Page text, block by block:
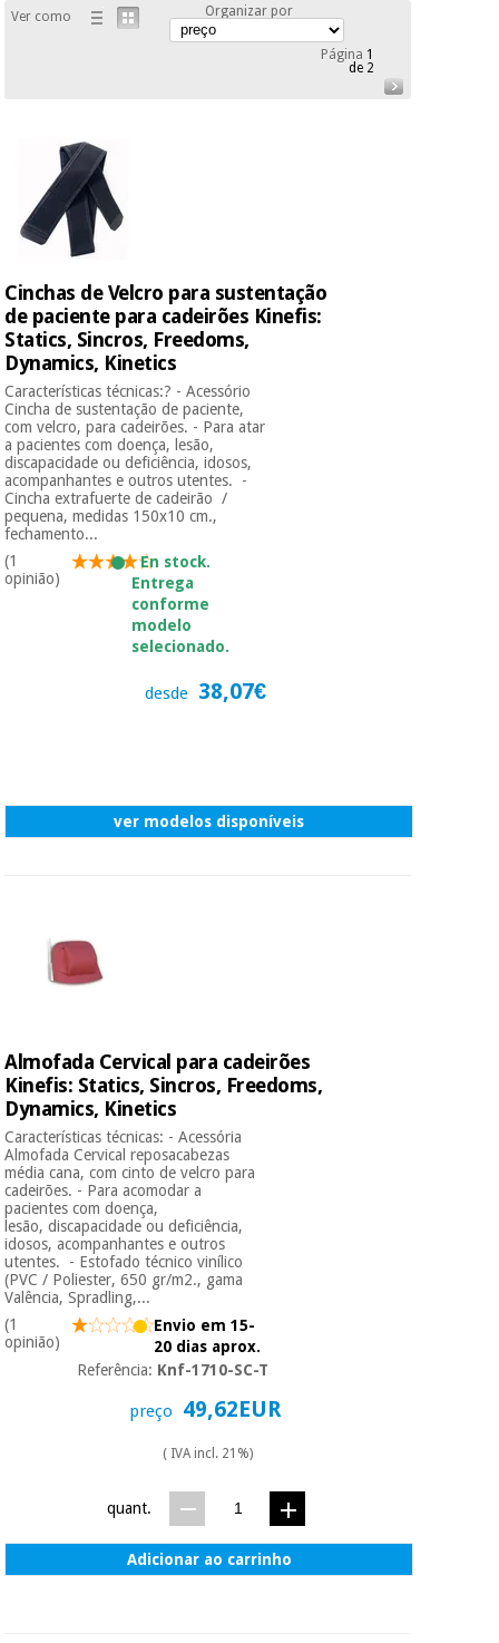
Instrumental
cirúrgico
(liquidação)
Ver como
Organizar por
Página 1
de 2
Cinchas de Velcro para sustentação
de paciente para cadeirões Kinefis:
Statics, Sincros, Freedoms,
Dynamics, Kinetics
Características técnicas:? - Acessório
Cincha de sustentação de paciente,
com velcro, para cadeirões. - Para atar
a pacientes com doença, lesão,
discapacidade ou deficiência, idosos,
acompanhantes e outros utentes. -
Cincha extrafuerte de cadeirão /
pequena, medidas 150x10 cm.,
fechamento...
(1
opinião)
En stock.
Entrega
conforme
modelo
selecionado.
desde 38,07€
ver modelos disponíveis
Almofada Cervical para cadeirões
Kinefis: Statics, Sincros, Freedoms,
Dynamics, Kinetics
Características técnicas: - Acessória
Almofada Cervical reposacabezas
média cana, com cinto de velcro para
cadeirões. - Para acomodar a
pacientes com doença,
lesão, discapacidade ou deficiência,
idosos, acompanhantes e outros
utentes. - Estofado técnico vinílico
(PVC / Poliester, 650 gr/m2., gama
Valência, Spradling,...
(1
opinião)
Envio em 15-
20 dias aprox.
Referência: Knf-1710-SC-T
preço 49,62EUR
( IVA incl. 21%)
quant.
Adicionar ao carrinho